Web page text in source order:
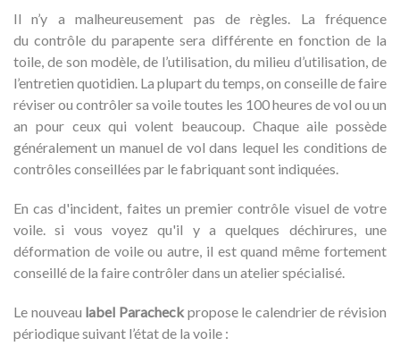
Il n’y a malheureusement pas de règles. La fréquence
du contrôle du parapente sera différente en fonction de la
toile, de son modèle, de l’utilisation, du milieu d’utilisation, de
l’entretien quotidien. La plupart du temps, on conseille de faire
réviser ou contrôler sa voile toutes les 100 heures de vol ou un
an pour ceux qui volent beaucoup. Chaque aile possède
généralement un manuel de vol dans lequel les conditions de
contrôles conseillées par le fabriquant sont indiquées.
En cas d'incident, faites un premier contrôle visuel de votre
voile. si vous voyez qu'il y a quelques déchirures, une
déformation de voile ou autre, il est quand même fortement
conseillé de la faire contrôler dans un atelier spécialisé.
Le nouveau label Paracheckpropose le calendrier de révision
périodique suivant l’état de la voile :